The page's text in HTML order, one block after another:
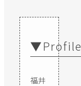
▼Profile
福井